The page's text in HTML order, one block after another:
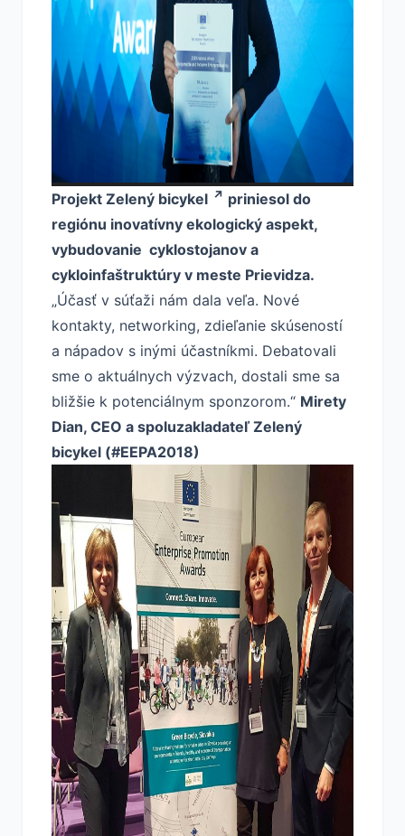
Projekt Zelený bicykel
priniesol do
regiónu inovatívny ekologický aspekt,
vybudovanie cyklostojanov a
cykloinfaštruktúry v meste Prievidza.
„Účasť v súťaži nám dala veľa. Nové
kontakty, networking, zdieľanie skúseností
a nápadov s inými účastníkmi. Debatovali
sme o aktuálnych výzvach, dostali sme sa
bližšie k potenciálnym sponzorom.“ Mirety
Dian, CEO a spoluzakladateľ Zelený
bicykel (#EEPA2018)